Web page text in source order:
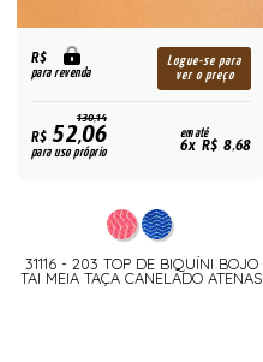
R$
para revenda
Logue-se para
ver o preço
130,14
R$52,06
para uso próprio
em até
6x R$ 8,68
31116 - 203 TOP DE BIQUÍNI BOJO
TAI MEIA TAÇA CANELADO ATENAS